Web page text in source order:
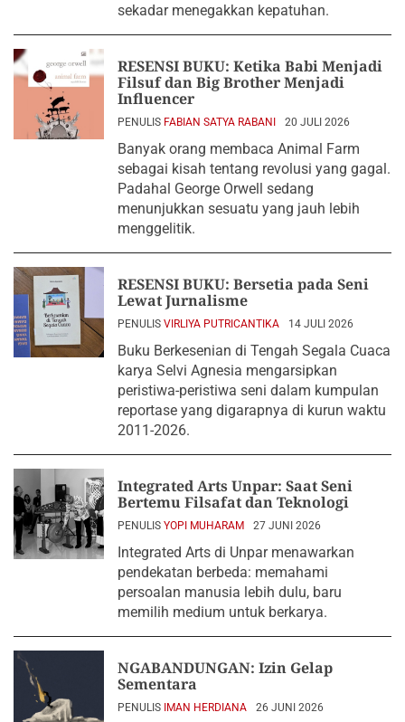
sekadar menegakkan kepatuhan.
RESENSI BUKU: Ketika Babi Menjadi
Filsuf dan Big Brother Menjadi
Influencer
PENULIS FABIAN SATYA RABANI 20 JULI 2026
Banyak orang membaca Animal Farm
sebagai kisah tentang revolusi yang gagal.
Padahal George Orwell sedang
menunjukkan sesuatu yang jauh lebih
menggelitik.
RESENSI BUKU: Bersetia pada Seni
Lewat Jurnalisme
PENULIS VIRLIYA PUTRICANTIKA 14 JULI 2026
Buku Berkesenian di Tengah Segala Cuaca
karya Selvi Agnesia mengarsipkan
peristiwa-peristiwa seni dalam kumpulan
reportase yang digarapnya di kurun waktu
2011-2026.
Integrated Arts Unpar: Saat Seni
Bertemu Filsafat dan Teknologi
PENULIS YOPI MUHARAM 27 JUNI 2026
Integrated Arts di Unpar menawarkan
pendekatan berbeda: memahami
persoalan manusia lebih dulu, baru
memilih medium untuk berkarya.
NGABANDUNGAN: Izin Gelap
Sementara
PENULIS IMAN HERDIANA 26 JUNI 2026